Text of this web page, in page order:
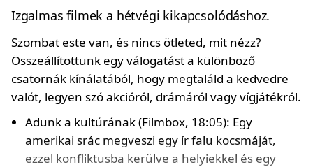
Izgalmas filmek a hétvégi kikapcsolódáshoz.
Szombat este van, és nincs ötleted, mit nézz?
Összeállítottunk egy válogatást a különböző
csatornák kínálatából, hogy megtaláld a kedvedre
valót, legyen szó akcióról, drámáról vagy vígjátékról.
Adunk a kultúrának (Filmbox, 18:05): Egy
amerikai srác megveszi egy ír falu kocsmáját,
ezzel konfliktusba kerülve a helyiekkel és egy